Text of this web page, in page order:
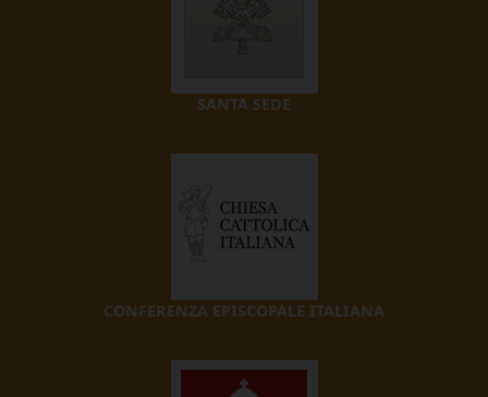
SANTA SEDE
CONFERENZA EPISCOPALE ITALIANA